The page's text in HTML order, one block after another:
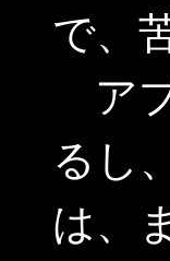
で、
ア
るし
は、